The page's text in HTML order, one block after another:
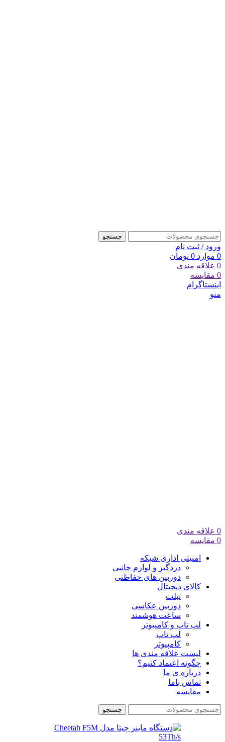
جستجو
ورود / ثبت نام
0 موارد 0 تومان
0 علاقه مندی
0 مقایسه
اینستاگرام
منو
0 علاقه مندی
0 مقایسه
امنیتی اداری شبکه
دزدگیر و لوازم جانبی
دوربین های حفاظتی
کالای دیجیتال
تبلت
دوربین عکاسی
ساعت هوشمند
لپ تاپ و کامپیوتر
لپ تاپ
کامپیوتر
لیست علاقه مندی ها
چگونه اعتماد کنیم؟
درباره ی ما
تماس باما
مقایسه
جستجو